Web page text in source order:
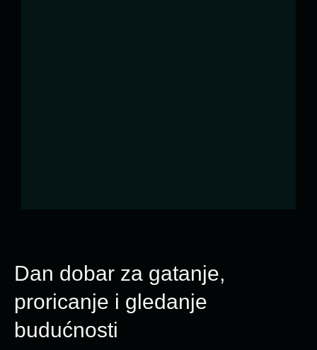
Dan dobar za gatanje,
proricanje i gledanje
budućnosti